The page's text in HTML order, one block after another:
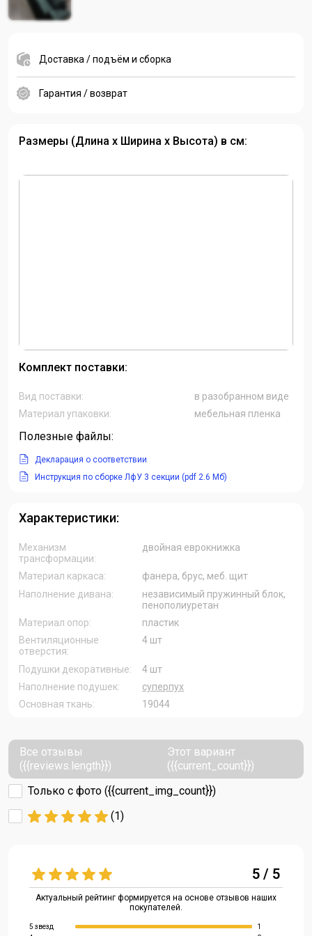
Доставка / подъём и сборка
Гарантия / возврат
Размеры (Длина х Ширина х Высота) в см:
Комплект поставки:
Вид поставки:
в разобранном виде
Материал упаковки:
мебельная пленка
Полезные файлы:
Декларация о соответствии
Инструкция по сборке ЛфУ 3 секции (pdf 2.6 Мб)
Характеристики:
Механизм
трансформации:
двойная еврокнижка
Материал каркаса:
фанера, брус, меб. щит
Наполнение дивана:
независимый пружинный блок,
пенополиуретан
Материал опор:
пластик
Вентиляционные
отверстия:
4 шт
Подушки декоративные:
4 шт
Наполнение подушек:
суперпух
Основная ткань:
19044
Все отзывы
({{reviews.length}})
Этот вариант
({{current_count}})
Только с фото ({{current_img_count}})
(1)
5 / 5
Актуальный рейтинг формируется на основе отзывов наших
покупателей.
5 звезд
1